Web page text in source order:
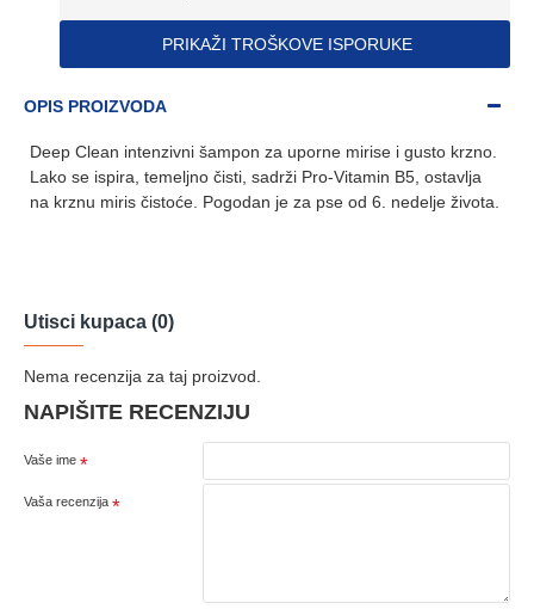
PRIKAŽI TROŠKOVE ISPORUKE
OPIS PROIZVODA
Deep Clean intenzivni šampon za uporne mirise i gusto krzno.
Lako se ispira, temeljno čisti, sadrži Pro-Vitamin B5, ostavlja
na krznu miris čistoće. Pogodan je za pse od 6. nedelje života.
Utisci kupaca (0)
Nema recenzija za taj proizvod.
NAPIŠITE RECENZIJU
Vaše ime
Vaša recenzija